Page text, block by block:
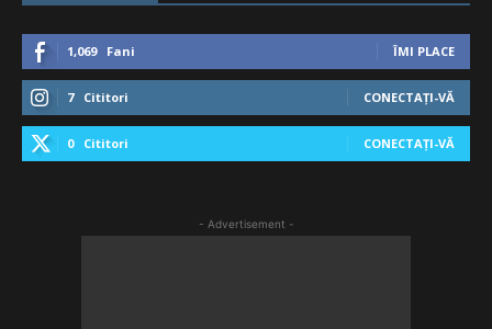
1,069 Fani ÎMI PLACE
7 Cititori CONECTAȚI-VĂ
0 Cititori CONECTAȚI-VĂ
- Advertisement -